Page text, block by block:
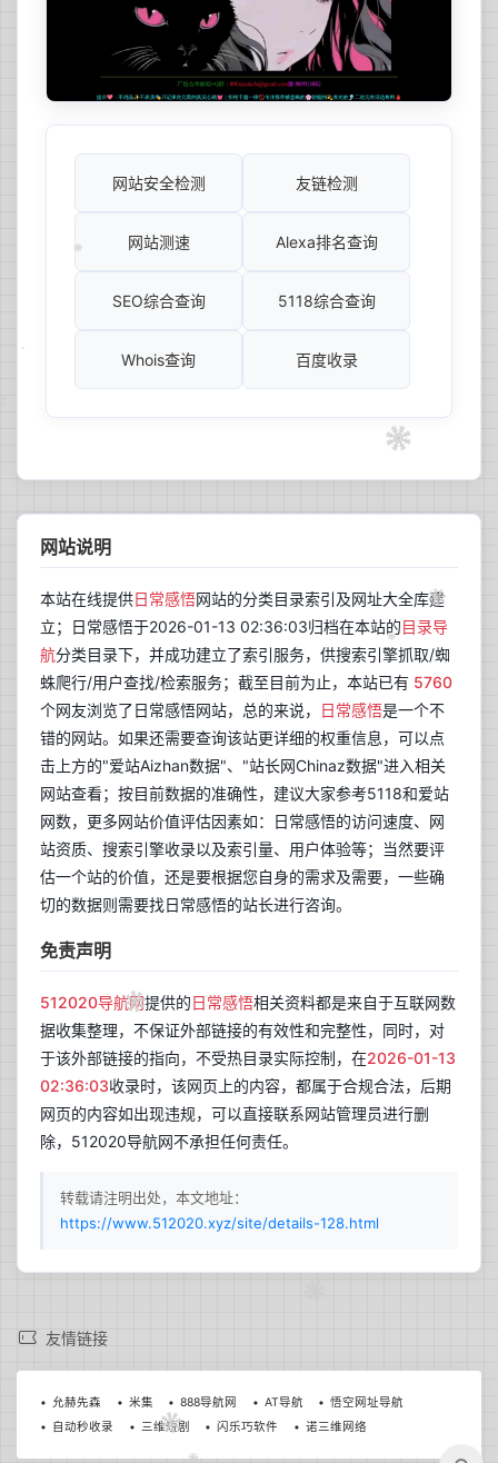
网站安全检测 友链检测
网站测速 Alexa排名查询
SEO综合查询 5118综合查询
Whois查询 百度收录
网站说明
本站在线提供日常感悟网站的分类目录索引及网址大全库建
立；日常感悟于2026-01-13 02:36:03归档在本站的目录导
航分类目录下，并成功建立了索引服务，供搜索引擎抓取/蜘
蛛爬行/用户查找/检索服务；截至目前为止，本站已有 5760
个网友浏览了日常感悟网站，总的来说，
日常感悟是一个不
错的网站。如果还需要查询该站更详细的权重信息，可以点
击上方的"爱站Aizhan数据"、"站长网Chinaz数据"进入相关
网站查看；按目前数据的准确性，建议大家参考5118和爱站
网数，更多网站价值评估因素如：日常感悟的访问速度、网
站资质、搜索引擎收录以及索引量、用户体验等；当然要评
估一个站的价值，还是要根据您自身的需求及需要，一些确
切的数据则需要找日常感悟的站长进行咨询。
免责声明
512020导航网提供的日常感悟相关资料都是来自于互联网数
据收集整理，不保证外部链接的有效性和完整性，同时，对
于该外部链接的指向，不受热目录实际控制，在2026-01-13
02:36:03收录时，该网页上的内容，都属于合规合法，后期
网页的内容如出现违规，可以直接联系网站管理员进行删
除，512020导航网不承担任何责任。
转载请注明出处，本文地址：
https://www.512020.xyz/site/details-128.html
友情链接
允赫先森 米集 888导航网 AT导航
悟空网址导航
自动秒收录
三维短剧 闪乐巧软件 诺三维网络
28
今日日出 今日日落
作词 : ZHao